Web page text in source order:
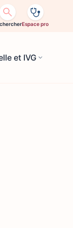
Espace pro
et IVG